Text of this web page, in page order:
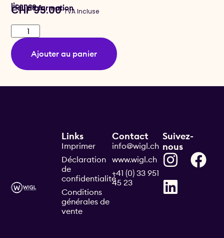
licence
Lieu de formation
CHF95.00 TVA Incluse
Ajouter au panier
Contact
info@wigl.ch
www.wigl.ch
+41 (0) 33 951
45 23
Links
Imprimer
Déclaration
de
confidentialité
Conditions
générales de
vente
Suivez-
nous